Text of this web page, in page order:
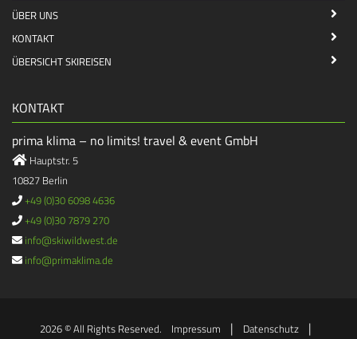
ÜBER UNS
KONTAKT
ÜBERSICHT SKIREISEN
KONTAKT
prima klima – no limits! travel & event GmbH
Hauptstr. 5
10827 Berlin
+49 (0)30 6098 4636
+49 (0)30 7879 270
info@skiwildwest.de
info@primaklima.de
2026 © All Rights Reserved. Impressum | Datenschutz |